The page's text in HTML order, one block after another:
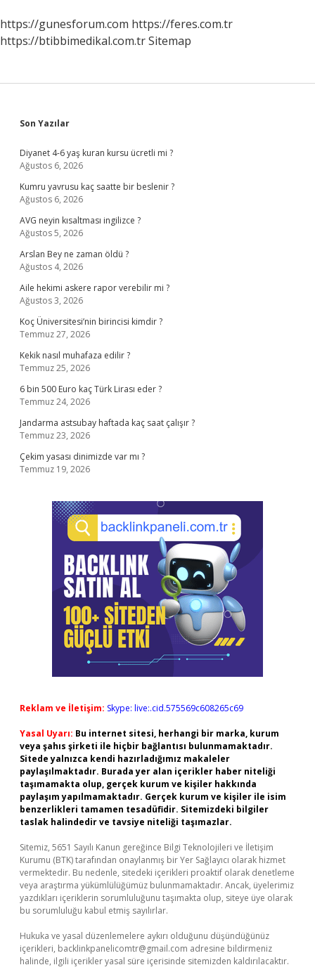
https://gunesforum.com https://feres.com.tr
https://btibbimedikal.com.trSitemap
Sidebar
Son Yazılar
Diyanet 4-6 yaş kuran kursu ücretli mi ?
Ağustos 6, 2026
Kumru yavrusu kaç saatte bir beslenir ?
Ağustos 6, 2026
AVG neyin kısaltması ingilizce ?
Ağustos 5, 2026
Arslan Bey ne zaman öldü ?
Ağustos 4, 2026
Aile hekimi askere rapor verebilir mi ?
Ağustos 3, 2026
Koç Üniversitesi’nin birincisi kimdir ?
Temmuz 27, 2026
Kekik nasıl muhafaza edilir ?
Temmuz 25, 2026
6 bin 500 Euro kaç Türk Lirası eder ?
Temmuz 24, 2026
Jandarma astsubay haftada kaç saat çalışır ?
Temmuz 23, 2026
Çekim yasası dinimizde var mı ?
Temmuz 19, 2026
Reklam ve İletişim: Skype: live:.cid.575569c608265c69
Yasal Uyarı: Bu internet sitesi, herhangi bir marka, kurum
veya şahıs şirketi ile hiçbir bağlantısı bulunmamaktadır.
Sitede yalnızca kendi hazırladığımız makaleler
paylaşılmaktadır. Burada yer alan içerikler haber niteliği
taşımamakta olup, gerçek kurum ve kişiler hakkında
paylaşım yapılmamaktadır. Gerçek kurum ve kişiler ile isim
benzerlikleri tamamen tesadüfidir. Sitemizdeki bilgiler
taslak halindedir ve tavsiye niteliği taşımazlar.
Sitemiz, 5651 Sayılı Kanun gereğince Bilgi Teknolojileri ve İletişim
Kurumu (BTK) tarafından onaylanmış bir Yer Sağlayıcı olarak hizmet
vermektedir. Bu nedenle, sitedeki içerikleri proaktif olarak denetleme
veya araştırma yükümlülüğümüz bulunmamaktadır. Ancak, üyelerimiz
yazdıkları içeriklerin sorumluluğunu taşımakta olup, siteye üye olarak
bu sorumluluğu kabul etmiş sayılırlar.
Hukuka ve yasal düzenlemelere aykırı olduğunu düşündüğünüz
içerikleri, backlinkpanelicomtr@gmail.com adresine bildirmeniz
halinde, ilgili içerikler yasal süre içerisinde sitemizden kaldırılacaktır.